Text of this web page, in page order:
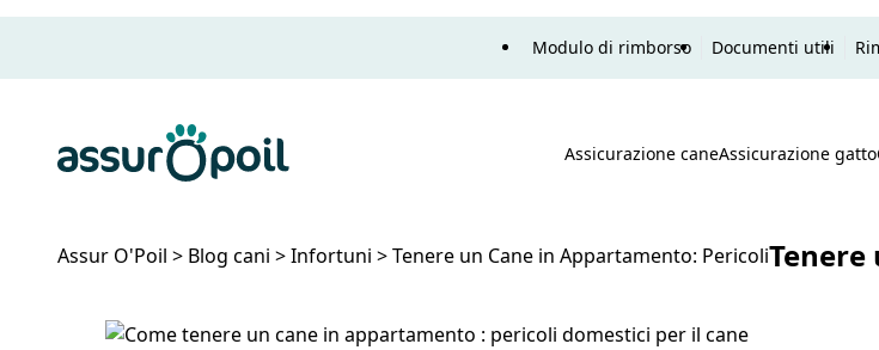
Modulo di rimborso Documenti utili
Ricerca
Assicurazione caneAssicurazione gatto
Assur O'Poil > Blog cani >Infortuni >Tenere un Cane in Appartamento: Pericoli
Tenere un Cane in Appartamento: Pericoli